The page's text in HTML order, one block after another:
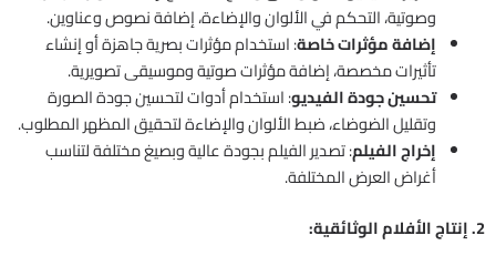
وصوتية، التحكم في الألوان والإضاءة، إضافة نصوص وعناوين.
إضافة مؤثرات خاصة: استخدام مؤثرات بصرية جاهزة أو إنشاء
تأثيرات مخصصة، إضافة مؤثرات صوتية وموسيقى تصويرية.
تحسين جودة الفيديو: استخدام أدوات لتحسين جودة الصورة
وتقليل الضوضاء، ضبط الألوان والإضاءة لتحقيق المظهر المطلوب.
إخراج الفيلم: تصدير الفيلم بجودة عالية وبصيغ مختلفة لتناسب
أغراض العرض المختلفة.
2. إنتاج الأفلام الوثائقية: